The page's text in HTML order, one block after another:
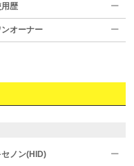
歴 ー
ンオーナー ー
セノン(HID) ー